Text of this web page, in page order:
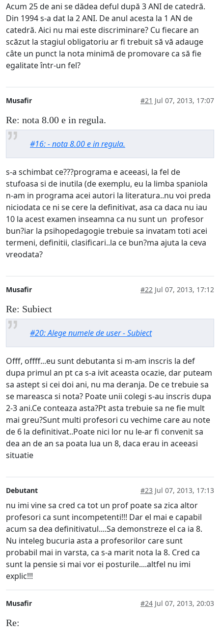
Acum 25 de ani se dădea deful după 3 ANI de catedră.
Din 1994 s-a dat la 2 ANI. De anul acesta la 1 AN de
catedră. Aici nu mai este discriminare? Cu fiecare an
scăzut la stagiul obligatoriu ar fi trebuit să vă adauge
câte un punct la nota minimă de promovare ca să fie
egalitate într-un fel?
Musafir #21 Jul 07, 2013, 17:07
Re: nota 8.00 e in regula.
#16: - nota 8.00 e in regula.
s-a schimbat ce???programa e aceeasi, la fel de
stufoasa si de inutila (de exemplu, eu la limba spaniola
n-am in programa acei autori la literatura..nu voi preda
niciodata ce ni se cere la definitivat, asa ca daca nu iau
10 la acest examen inseamna ca nu sunt un profesor
bun?iar la psihopedagogie trebuie sa invatam toti acei
termeni, definitii, clasificari..la ce bun?ma ajuta la ceva
vreodata?
Musafir #22 Jul 07, 2013, 17:12
Re: Subiect
#20: Alege numele de user - Subiect
Offf, offff...eu sunt debutanta si m-am inscris la def
dupa primul an pt ca s-a ivit aceasta ocazie, dar puteam
sa astept si cei doi ani, nu ma deranja. De ce trebuie sa
se mareasca si nota? Poate unii colegi s-au inscris dupa
2-3 ani.Ce conteaza asta?Pt asta trebuie sa ne fie mult
mai greu?Sunt multi profesori cu vechime care au note
de 6 la definitivat..Poate nici lor nu le-ar fi convenit sa
dea an de an sa poata lua un 8, daca erau in aceeasi
situatie
Debutant #23 Jul 07, 2013, 17:13
nu imi vine sa cred ca tot un prof poate sa zica altor
profesori ca sunt incompetenti!!! Dar el mai e capabil
acum sa dea definitivatul....Sa demonstreze el ca ia 8.
Nu inteleg bucuria asta a profesorilor care sunt
probabil mai in varsta, ca s-a marit nota la 8. Cred ca
sunt la pensie si mai vor ei posturile....altfel nu imi
explic!!!
Musafir #24 Jul 07, 2013, 20:03
Re: